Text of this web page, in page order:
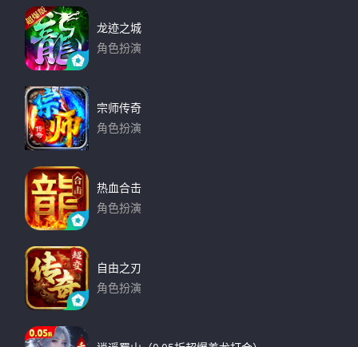
龙迹之城
角色扮演
宗师传奇
角色扮演
热血合击
角色扮演
自由之刃
角色扮演